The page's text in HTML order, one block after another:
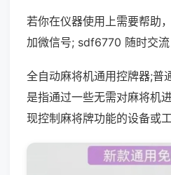
若你在仪器使用上需要帮助
加微信号; sdf6770 随时交流
全自动麻将机通用控牌器;普
是指通过一些无需对麻将机
现控制麻将牌功能的设备或工